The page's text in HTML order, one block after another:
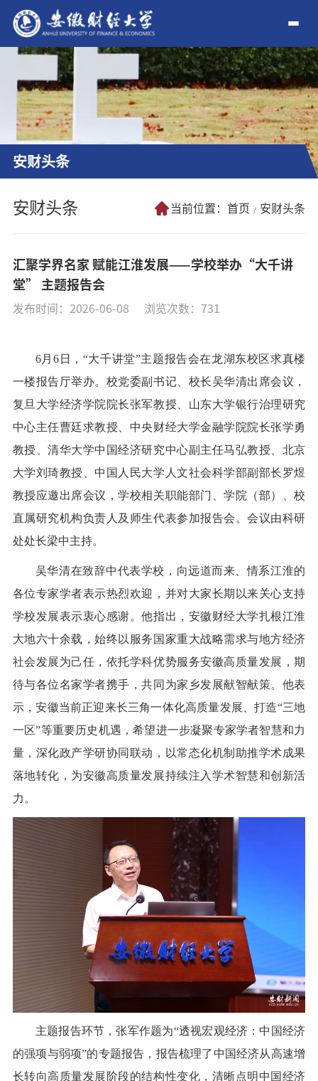
安财头条
安财头条 当前位置： 首页 安财头条
汇聚学界名家 赋能江淮发展——学校举办“大千讲
堂” 主题报告会
发布时间：2026-06-08 浏览次数： 731
6月6日，“大千讲堂”主题报告会在龙湖东校区求真楼
一楼报告厅举办。校党委副书记、校长吴华清出席会议，
复旦大学经济学院院长张军教授、山东大学银行治理研究
中心主任曹廷求教授、中央财经大学金融学院院长张学勇
教授、清华大学中国经济研究中心副主任马弘教授、北京
大学刘琦教授、中国人民大学人文社会科学部副部长罗煜
教授应邀出席会议，学校相关职能部门、学院（部）、校
直属研究机构负责人及师生代表参加报告会。会议由科研
处处长梁中主持。
吴华清在致辞中代表学校，向远道而来、情系江淮的
各位专家学者表示热烈欢迎，并对大家长期以来关心支持
学校发展表示衷心感谢。他指出，安徽财经大学扎根江淮
大地六十余载，始终以服务国家重大战略需求与地方经济
社会发展为己任，依托学科优势服务安徽高质量发展，期
待与各位名家学者携手，共同为家乡发展献智献策。他表
示，安徽当前正迎来长三角一体化高质量发展、打造“三地
一区”等重要历史机遇，希望进一步凝聚专家学者智慧和力
量，深化政产学研协同联动，以常态化机制助推学术成果
落地转化，为安徽高质量发展持续注入学术智慧和创新活
力。
主题报告环节，张军作题为“透视宏观经济：中国经济
的强项与弱项”的专题报告，报告梳理了中国经济从高速增
长转向高质量发展阶段的结构性变化，清晰点明中国经济